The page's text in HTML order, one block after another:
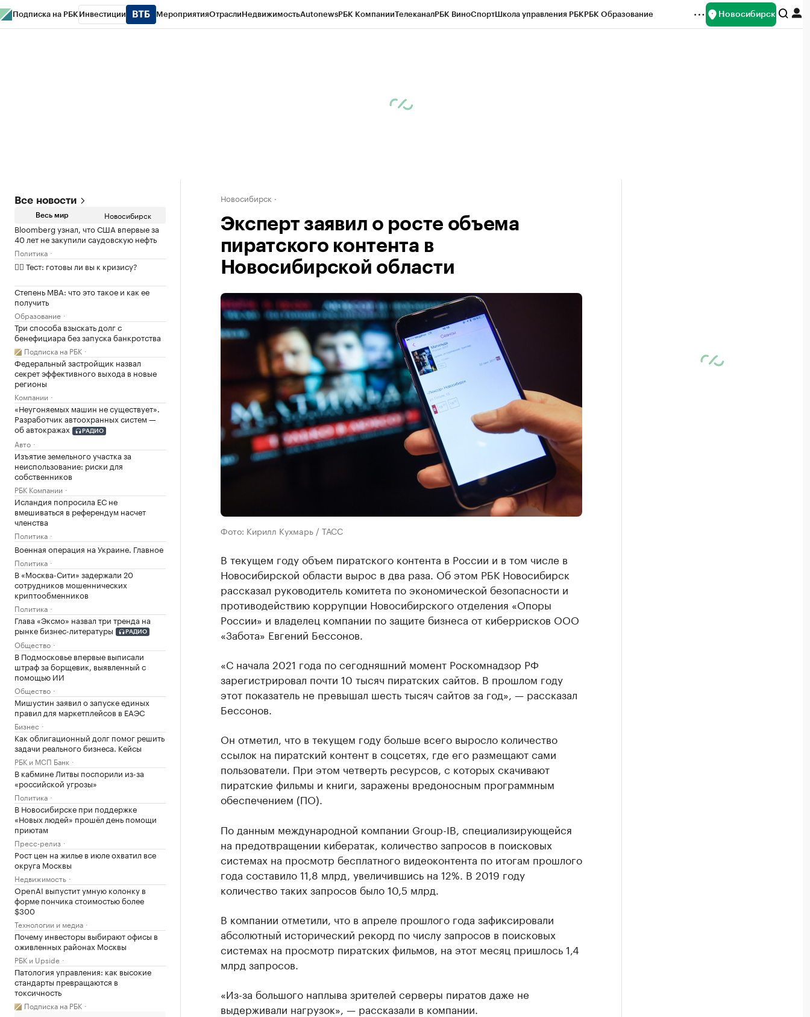
Подписка на РБК Инвестиции МероприятияОтраслиНедвижимостьAutonewsРБК КомпанииТелеканалРБК ВиноСпортШкола управления РБКРБК Образование Новосибирск
Все новости
Весь мир Новосибирск
Bloomberg узнал, что США впервые за
40 лет не закупили саудовскую нефть
Политика
✍🏻 Тест: готовы ли вы к кризису?
Степень MBA: что это такое и как ее
получить
Образование
Три способа взыскать долг с
бенефициара без запуска банкротства
Подписка на РБК
Федеральный застройщик назвал
секрет эффективного выхода в новые
регионы
Компании
«Неугоняемых машин не существует».
Разработчик автоохранных систем —
об автокражах
РАДИО
Авто
Изъятие земельного участка за
неиспользование: риски для
собственников
РБК Компании
Исландия попросила ЕС не
вмешиваться в референдум насчет
членства
Политика
Военная операция на Украине. Главное
Политика
В «Москва-Сити» задержали 20
сотрудников мошеннических
криптообменников
Политика
Глава «Эксмо» назвал три тренда на
рынке бизнес-литературы
РАДИО
Общество
В Подмосковье впервые выписали
штраф за борщевик, выявленный с
помощью ИИ
Общество
Мишустин заявил о запуске единых
правил для маркетплейсов в ЕАЭС
Бизнес
Как облигационный долг помог решить
задачи реального бизнеса. Кейсы
РБК и МСП Банк
В кабмине Литвы поспорили из-за
«российской угрозы»
Политика
В Новосибирске при поддержке
«Новых людей» прошёл день помощи
приютам
Пресс-релиз
Рост цен на жилье в июле охватил все
округа Москвы
Недвижимость
OpenAI выпустит умную колонку в
форме пончика стоимостью более
$300
Технологии и медиа
Почему инвесторы выбирают офисы в
оживленных районах Москвы
РБК и Upside
Патология управления: как высокие
стандарты превращаются в
токсичность
Подписка на РБК
Новосибирск
Эксперт заявил о росте объема
пиратского контента в
Новосибирской области
Фото: Кирилл Кухмарь / ТАСС
В текущем году объем пиратского контента в России и в том числе в
Новосибирской области вырос в два раза. Об этом РБК Новосибирск
рассказал руководитель комитета по экономической безопасности и
противодействию коррупции Новосибирского отделения «Опоры
России» и владелец компании по защите бизнеса от киберрисков ООО
«Забота» Евгений Бессонов.
«С начала 2021 года по сегодняшний момент Роскомнадзор РФ
зарегистрировал почти 10 тысяч пиратских сайтов. В прошлом году
этот показатель не превышал шесть тысяч сайтов за год», — рассказал
Бессонов.
Он отметил, что в текущем году больше всего выросло количество
ссылок на пиратский контент в соцсетях, где его размещают сами
пользователи. При этом четверть ресурсов, с которых скачивают
пиратские фильмы и книги, заражены вредоносным программным
обеспечением (ПО).
По данным международной компании Group-IB, специализирующейся
на предотвращении кибератак, количество запросов в поисковых
системах на просмотр бесплатного видеоконтента по итогам прошлого
года составило 11,8 млрд, увеличившись на 12%. В 2019 году
количество таких запросов было 10,5 млрд.
В компании отметили, что в апреле прошлого года зафиксировали
абсолютный исторический рекорд по числу запросов в поисковых
системах на просмотр пиратских фильмов, на этот месяц пришлось 1,4
млрд запросов.
«Из-за большого наплыва зрителей серверы пиратов даже не
выдерживали нагрузок», — рассказали в компании.